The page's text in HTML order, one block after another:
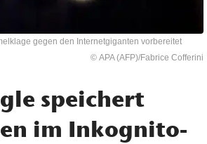
gegen den Internetgiganten vorbereitet
© APA (AFP)/Fabrice Cofferini
speichert
im Inkognito-